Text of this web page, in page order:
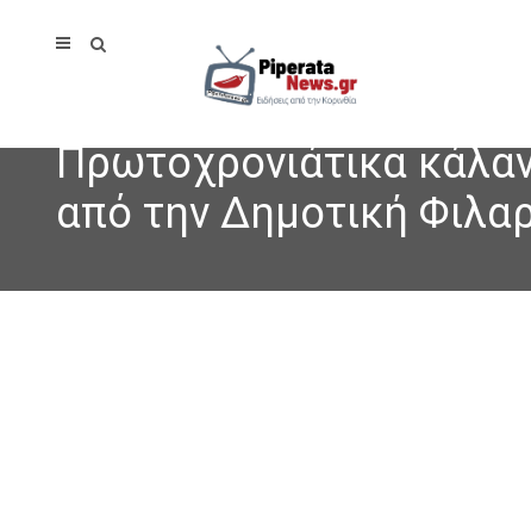
Πρωτοχρονιάτικα
από την Δημοτική